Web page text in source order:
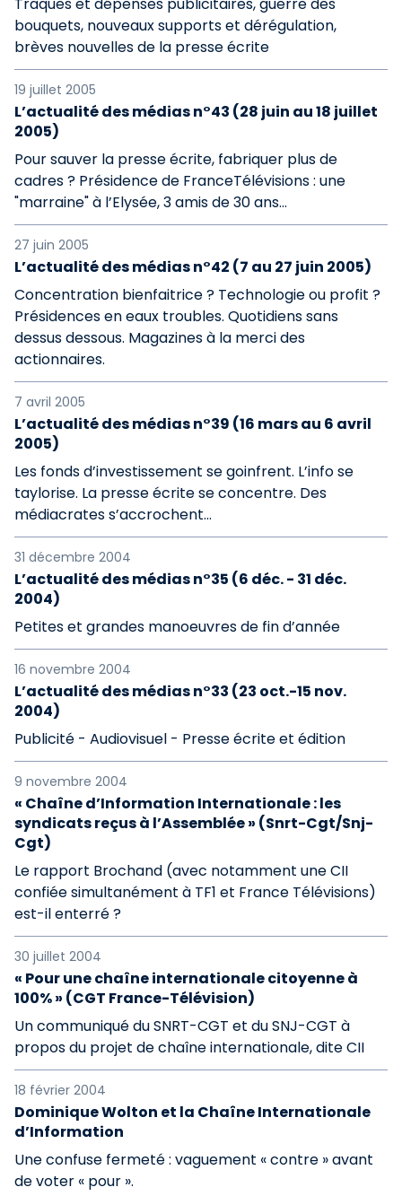
bouquets, nouveaux supports et dérégulation,
brèves nouvelles de la presse écrite
19 juillet 2005
L’actualité des médias n°43 (28 juin au 18 juillet
2005)
Pour sauver la presse écrite, fabriquer plus de
cadres ? Présidence de FranceTélévisions : une
"marraine" à l’Elysée, 3 amis de 30 ans...
27 juin 2005
L’actualité des médias n°42 (7 au 27 juin 2005)
Concentration bienfaitrice ? Technologie ou profit ?
Présidences en eaux troubles. Quotidiens sans
dessus dessous. Magazines à la merci des
actionnaires.
7 avril 2005
L’actualité des médias n°39 (16 mars au 6 avril
2005)
Les fonds d’investissement se goinfrent. L’info se
taylorise. La presse écrite se concentre. Des
médiacrates s’accrochent...
31 décembre 2004
L’actualité des médias n°35 (6 déc. - 31 déc.
2004)
Petites et grandes manoeuvres de fin d’année
16 novembre 2004
L’actualité des médias n°33 (23 oct.-15 nov.
2004)
Publicité - Audiovisuel - Presse écrite et édition
9 novembre 2004
« Chaîne d’Information Internationale : les
syndicats reçus à l’Assemblée » (Snrt-Cgt/Snj-
Cgt)
Le rapport Brochand (avec notamment une CII
confiée simultanément à TF1 et France Télévisions)
est-il enterré ?
30 juillet 2004
« Pour une chaîne internationale citoyenne à
100% » (CGT France-Télévision)
Un communiqué du SNRT-CGT et du SNJ-CGT à
propos du projet de chaîne internationale, dite CII
18 février 2004
Dominique Wolton et la Chaîne Internationale
d’Information
Une confuse fermeté : vaguement « contre » avant
de voter « pour ».